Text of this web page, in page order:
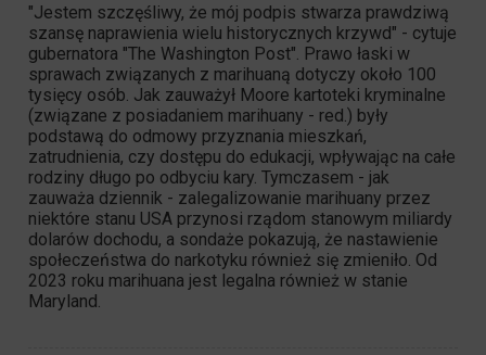
"Jestem szczęśliwy, że mój podpis stwarza prawdziwą
szansę naprawienia wielu historycznych krzywd" - cytuje
gubernatora "The Washington Post". Prawo łaski w
sprawach związanych z marihuaną dotyczy około 100
tysięcy osób. Jak zauważył Moore kartoteki kryminalne
(związane z posiadaniem marihuany - red.) były
podstawą do odmowy przyznania mieszkań,
zatrudnienia, czy dostępu do edukacji, wpływając na całe
rodziny długo po odbyciu kary. Tymczasem - jak
zauważa dziennik - zalegalizowanie marihuany przez
niektóre stanu USA przynosi rządom stanowym miliardy
dolarów dochodu, a sondaże pokazują, że nastawienie
społeczeństwa do narkotyku również się zmieniło. Od
2023 roku marihuana jest legalna również w stanie
Maryland.